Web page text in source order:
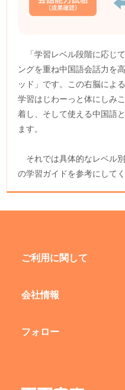
「学習レベル段階に応じ
ングを重ね中国語会話力を
ッド」です。この右脳によ
学習はじわーっと体にしみ
着し、そして使える中国語
ます。
それでは具体的なレベル
の学習ガイドを参考にしてく
ご利用に関して
会社情報
フォロー